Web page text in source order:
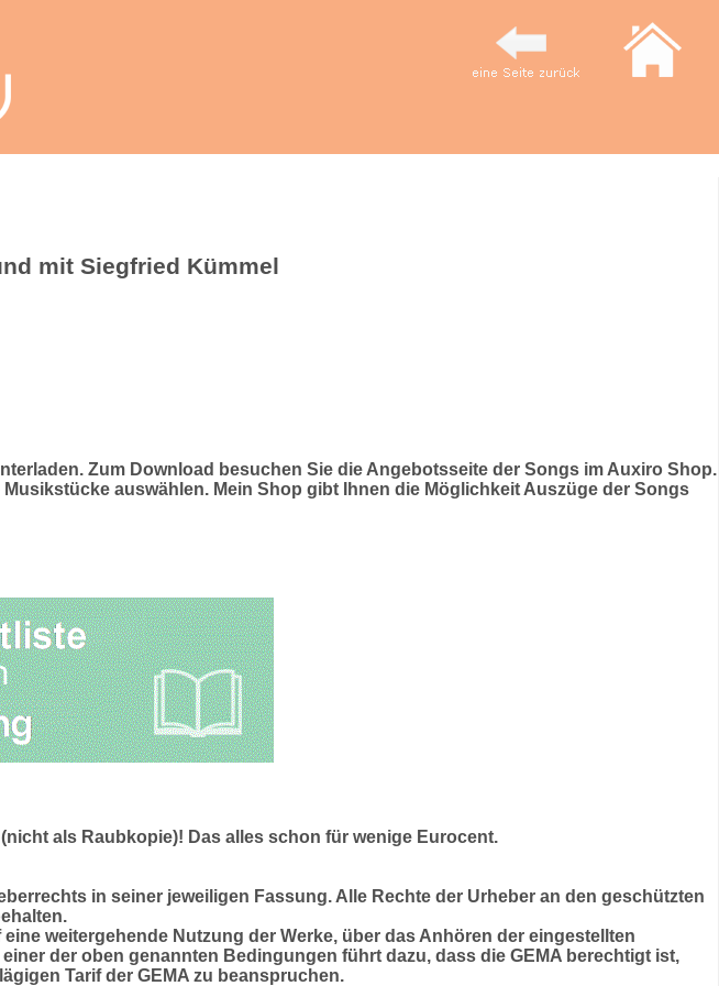
mit Siegfried Kümmel
Zum Download besuchen Sie die Angebotsseite der Songs im Auxiro Shop.
auswählen. Mein Shop gibt Ihnen die Möglichkeit Auszüge der Songs
als Raubkopie)! Das alles schon für wenige Eurocent.
in seiner jeweiligen Fassung. Alle Rechte der Urheber an den geschützten
weitergehende Nutzung der Werke, über das Anhören der eingestellten
der oben genannten Bedingungen führt dazu, dass die GEMA berechtigt ist,
Tarif der GEMA zu beanspruchen.